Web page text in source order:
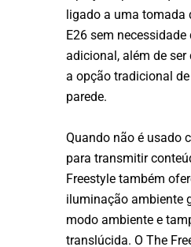
ligado a uma tomada
E26 sem
adicional, além de
a opção tradicional
parede.
Quando não é usado
para transmitir
Freestyle também
iluminação ambiente
modo ambiente e
translúcida. O The